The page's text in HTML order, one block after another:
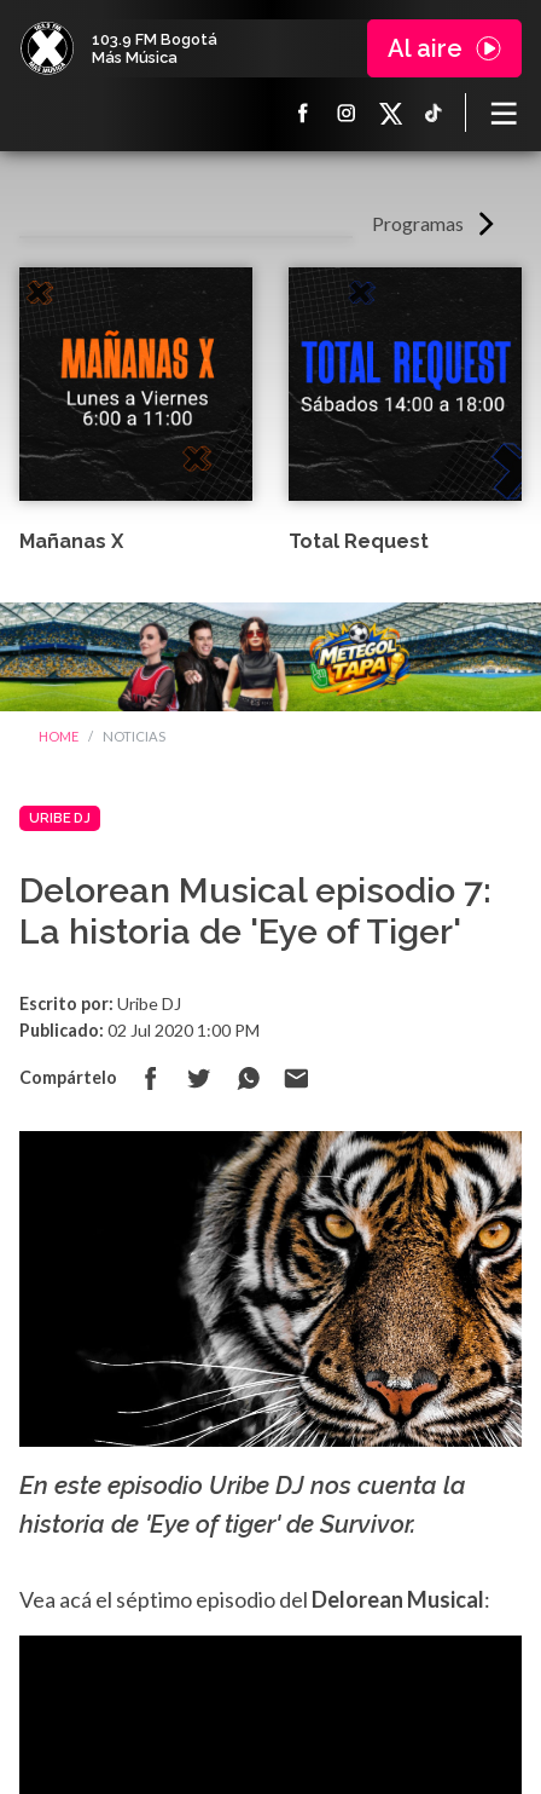
103.9 FM Bogotá
Más Música
Al aire
Programas
Mañanas X Total Request
HOME NOTICIAS
URIBE DJ
Delorean Musical episodio 7:
La historia de 'Eye of Tiger'
Escrito por: Uribe DJ
Publicado: 02 Jul 2020 1:00 PM
Compártelo
En este episodio Uribe DJ nos cuenta la
historia de 'Eye of tiger' de Survivor.
Vea acá el séptimo episodio del Delorean Musical: